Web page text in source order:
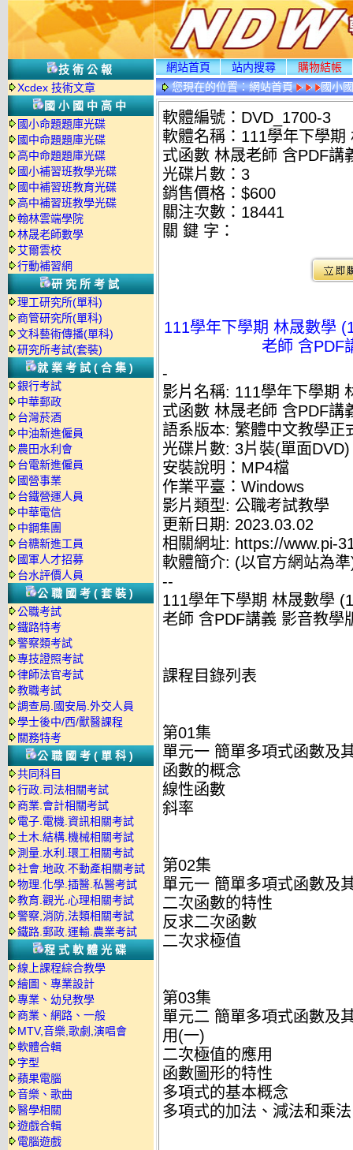
技術公報
Xcdex 技術文章
國小國中高中
國小命題題庫光碟
國中命題題庫光碟
高中命題題庫光碟
國小補習班教學光碟
國中補習班教育光碟
高中補習班教學光碟
翰林雲端學院
林晟老師數學
艾爾雲校
行動補習網
研究所考試
理工研究所(單科)
商管研究所(單科)
文科藝術傳播(單科)
研究所考試(套裝)
就業考試(合集)
銀行考試
中華郵政
台灣菸酒
中油新進僱員
農田水利會
台電新進僱員
國營事業
台鐵營運人員
中華電信
中鋼集團
台糖新進工員
國軍人才招募
台水評價人員
公職國考(套裝)
公職考試
鐵路特考
警察類考試
專技證照考試
律師法官考試
教職考試
調查局.國安局.外交人員
學士後中/西/獸醫課程
關務特考
公職國考(單科)
共同科目
行政.司法相關考試
商業.會計相關考試
電子.電機.資訊相關考試
土木.結構.機械相關考試
測量.水利.環工相關考試
社會.地政.不動產相關考試
物理.化學.插醫.私醫考試
教育.觀光.心理相關考試
警察,消防,法類相關考試
鐵路.郵政.運輸.農業考試
程式軟體光碟
線上課程綜合教學
繪圖、專業設計
專業、幼兒教學
商業、網路、一般
MTV,音樂,歌劇,演唱會
軟體合輯
字型
蘋果電腦
音樂、歌曲
醫學相關
遊戲合輯
電腦遊戲
網站首頁 站内搜尋
購物結帳
您現在的位置：網站首頁 國小
軟體編號：DVD_1700-3
軟體名稱：111學年下學
式函數 林晟老師 含PDF講
光碟片數：3
銷售價格：$600
關注次數： 18441
關 鍵 字：
111學年下學期 林晟數學
老師 含PDF
-
影片名稱: 111學年下學期
式函數 林晟老師 含PDF講
語系版本: 繁體中文教學正
光碟片數: 3片裝(單面DVD)
安裝說明：MP4檔
作業平臺：Windows
影片類型: 公職考試教學
更新日期: 2023.03.02
相關網址: https://www.pi-
軟體簡介: (以官方網站為
--
111學年下學期 林晟數學
老師 含PDF講義 影音教學
課程目錄列表
第01集
單元一 簡單多項式函數及
函數的概念
線性函數
斜率
第02集
單元一 簡單多項式函數及
二次函數的特性
反求二次函數
二次求極值
第03集
單元二 簡單多項式函數及
用(一)
二次極值的應用
函數圖形的特性
多項式的基本概念
多項式的加法、減法和乘法